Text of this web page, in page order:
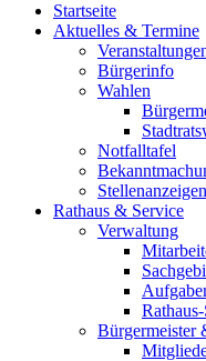
Startseite
Aktuelles & Termine
Bürgerinfo
Wahlen
Notfalltafel
Stellenanzeigen
Rathaus & Service
Verwaltung
Bürgermeister